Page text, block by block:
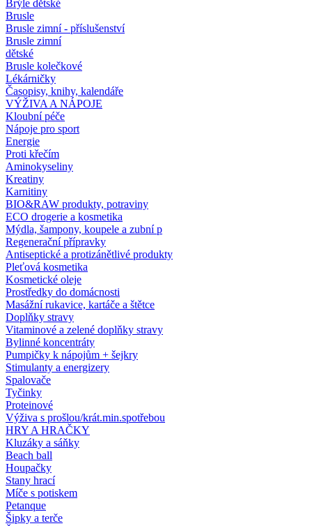
Brýle dětské
Brusle
Brusle zimní - příslušenství
Brusle zimní
dětské
Brusle kolečkové
Lékárničky
Časopisy, knihy, kalendáře
VÝŽIVA A NÁPOJE
Kloubní péče
Nápoje pro sport
Energie
Proti křečím
Aminokyseliny
Kreatiny
Karnitiny
BIO&RAW produkty, potraviny
ECO drogerie a kosmetika
Mýdla, šampony, koupele a zubní p
Regenerační přípravky
Antiseptické a protizánětlivé produkty
Pleťová kosmetika
Kosmetické oleje
Prostředky do domácnosti
Masážní rukavice, kartáče a štětce
Doplňky stravy
Vitaminové a zelené doplňky stravy
Bylinné koncentráty
Pumpičky k nápojům + šejkry
Stimulanty a energizery
Spalovače
Tyčinky
Proteinové
Výživa s prošlou/krát.min.spotřebou
HRY A HRAČKY
Kluzáky a sáňky
Beach ball
Houpačky
Stany hrací
Míče s potiskem
Petanque
Šipky a terče